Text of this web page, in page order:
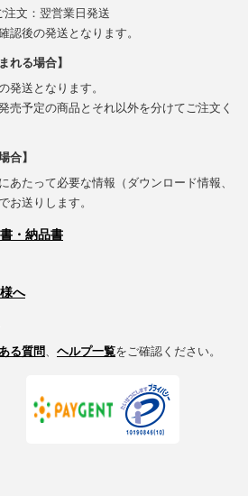
文：翌営業日発送
後の発送となります。
れる場合】
発送となります。
売予定の商品とそれ以外を分けてご注文く
合】
あたって必要な情報（ダウンロード情報、
お送りします。
・納品書
へ
る質問 ヘルプ一覧をご確認ください。